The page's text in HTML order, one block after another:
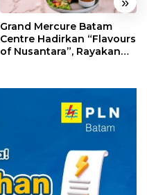
Grand Mercure Batam
Centre Hadirkan “Flavours
of Nusantara”, Rayakan